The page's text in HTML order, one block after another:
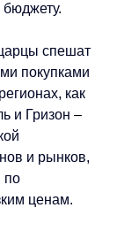
спешат
покупками
как
и Гризон –
и рынков,
по
ценам.